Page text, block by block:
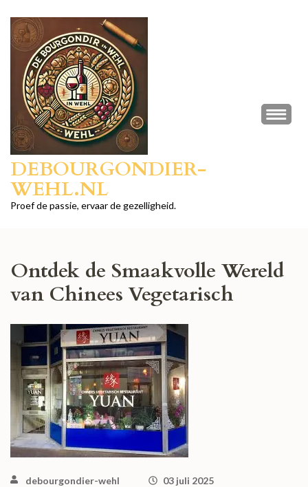
naar
inhoud
Enter)
DEBOURGONDIER-
WEHL.NL
Proef de passie, ervaar de gezelligheid.
Ontdek de Smaakvolle Wereld
van Chinees Vegetarisch
debourgondier-wehl 03 juli 2025